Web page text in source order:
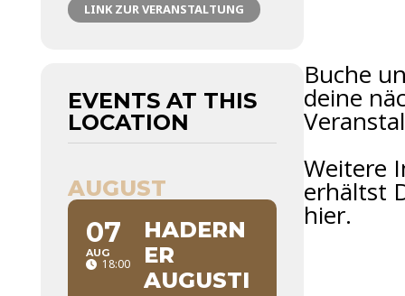
LINK ZUR VERANSTALTUNG
EVENTS AT THIS
LOCATION
AUGUST
07
AUG
18:00
HADERN
ER
AUGUSTI
Buche
deine
Weitere
erhältst
hier.